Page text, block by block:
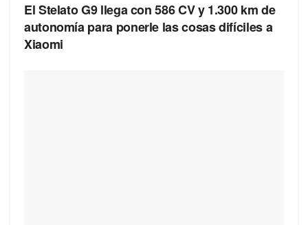
El Stelato G9 llega con 586 CV y 1.300 km de
autonomía para ponerle las cosas difíciles a
Xiaomi